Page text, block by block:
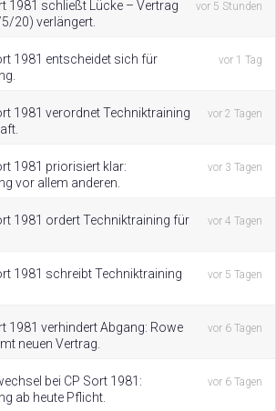
1981 schließt Lücke – Vertrag
20) verlängert.
vor 5 Stunden
1981 entscheidet sich für
vor 1 Tag
1981 verordnet Techniktraining
vor 2 Tagen
1981 priorisiert klar:
vor allem anderen.
vor 3 Tagen
1981 ordert Techniktraining für
vor 4 Tagen
1981 schreibt Techniktraining
vor 5 Tagen
1981 verhindert Abgang: Rowe
neuen Vertrag.
vor 6 Tagen
bei CP Sort 1981:
ab heute Pflicht.
vor 6 Tagen